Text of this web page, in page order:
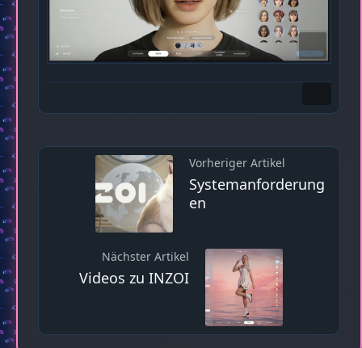
Vorheriger Artikel
Systemanforderung
en
Nächster Artikel
Videos zu INZOI